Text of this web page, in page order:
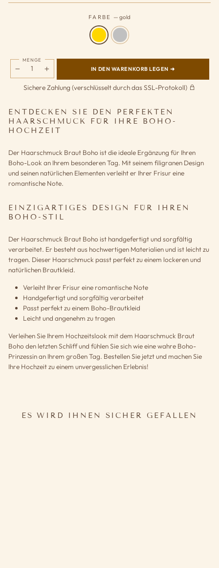
FARBE — gold
MENGE
IN DEN WARENKORB LEGEN ➜
Sichere Zahlung (verschlüsselt durch das SSL-Protokoll)
ENTDECKEN SIE DEN PERFEKTEN
HAARSCHMUCK FÜR IHRE BOHO-
HOCHZEIT
Der Haarschmuck Braut Boho ist die ideale Ergänzung für Ihren
Boho-Look an Ihrem besonderen Tag. Mit seinem filigranen Design
und seinen natürlichen Elementen verleiht er Ihrer Frisur eine
romantische Note.
EINZIGARTIGES DESIGN FÜR IHREN
BOHO-STIL
Der Haarschmuck Braut Boho ist handgefertigt und sorgfältig
verarbeitet. Er besteht aus hochwertigen Materialien und ist leicht zu
tragen. Dieser Haarschmuck passt perfekt zu einem lockeren und
natürlichen Brautkleid.
Verleiht Ihrer Frisur eine romantische Note
Handgefertigt und sorgfältig verarbeitet
Passt perfekt zu einem Boho-Brautkleid
Leicht und angenehm zu tragen
Verleihen Sie Ihrem Hochzeitslook mit dem Haarschmuck Braut
Boho den letzten Schliff und fühlen Sie sich wie eine wahre Boho-
Prinzessin an Ihrem großen Tag. Bestellen Sie jetzt und machen Sie
Ihre Hochzeit zu einem unvergesslichen Erlebnis!
ES WIRD IHNEN SICHER GEFALLEN